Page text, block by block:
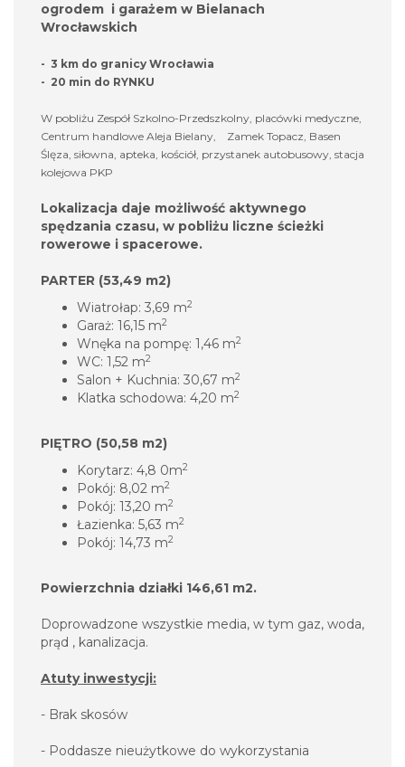
ogrodem i garażem w Bielanach
Wrocławskich
- 3 km do granicy Wrocławia
- 20 min do RYNKU
W pobliżu Zespół Szkolno-Przedszkolny, placówki medyczne,
Centrum handlowe Aleja Bielany, Zamek Topacz, Basen
Ślęza, siłowna, apteka, kościół, przystanek autobusowy, stacja
kolejowa PKP
Lokalizacja daje możliwość aktywnego
spędzania czasu, w pobliżu liczne ścieżki
rowerowe i spacerowe.
PARTER (53,49 m2)
Wiatrołap: 3,69 m2
Garaż: 16,15 m2
Wnęka na pompę: 1,46 m2
WC: 1,52 m2
Salon + Kuchnia: 30,67 m2
Klatka schodowa: 4,20 m2
PIĘTRO (50,58 m2)
Korytarz: 4,8 0m2
Pokój: 8,02 m2
Pokój: 13,20 m2
Łazienka: 5,63 m2
Pokój: 14,73 m2
Powierzchnia działki 146,61 m2.
Doprowadzone wszystkie media, w tym gaz, woda,
prąd , kanalizacja.
Atuty inwestycji:
- Brak skosów
- Poddasze nieużytkowe do wykorzystania